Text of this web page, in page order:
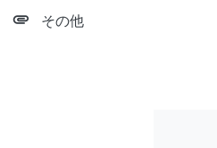
attachment その他